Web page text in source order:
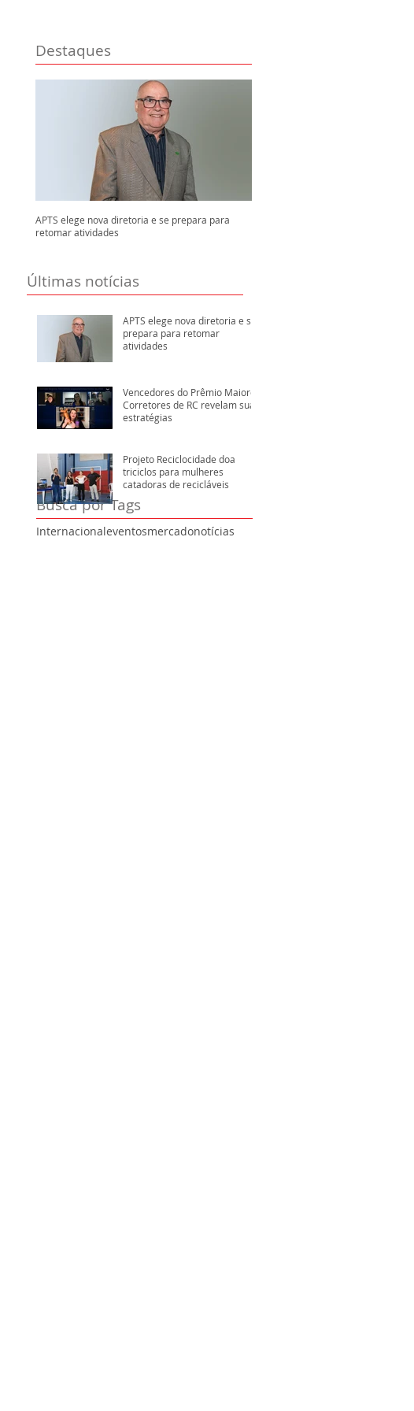
Destaques
APTS elege nova diretoria e se prepara para
retomar atividades
Busca por Tags
Internacionaleventosmercadonotícias
Últimas notícias
APTS elege nova diretoria e se
prepara para retomar
atividades
Vencedores do Prêmio Maiores
Corretores de RC revelam suas
estratégias
Projeto Reciclocidade doa
triciclos para mulheres
catadoras de recicláveis